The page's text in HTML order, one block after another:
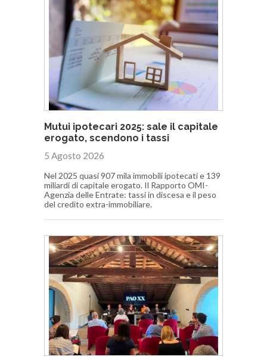
Mutui ipotecari 2025: sale il capitale
erogato, scendono i tassi
5 Agosto 2026
Nel 2025 quasi 907 mila immobili ipotecati e 139
miliardi di capitale erogato. Il Rapporto OMI-
Agenzia delle Entrate: tassi in discesa e il peso
del credito extra-immobiliare.